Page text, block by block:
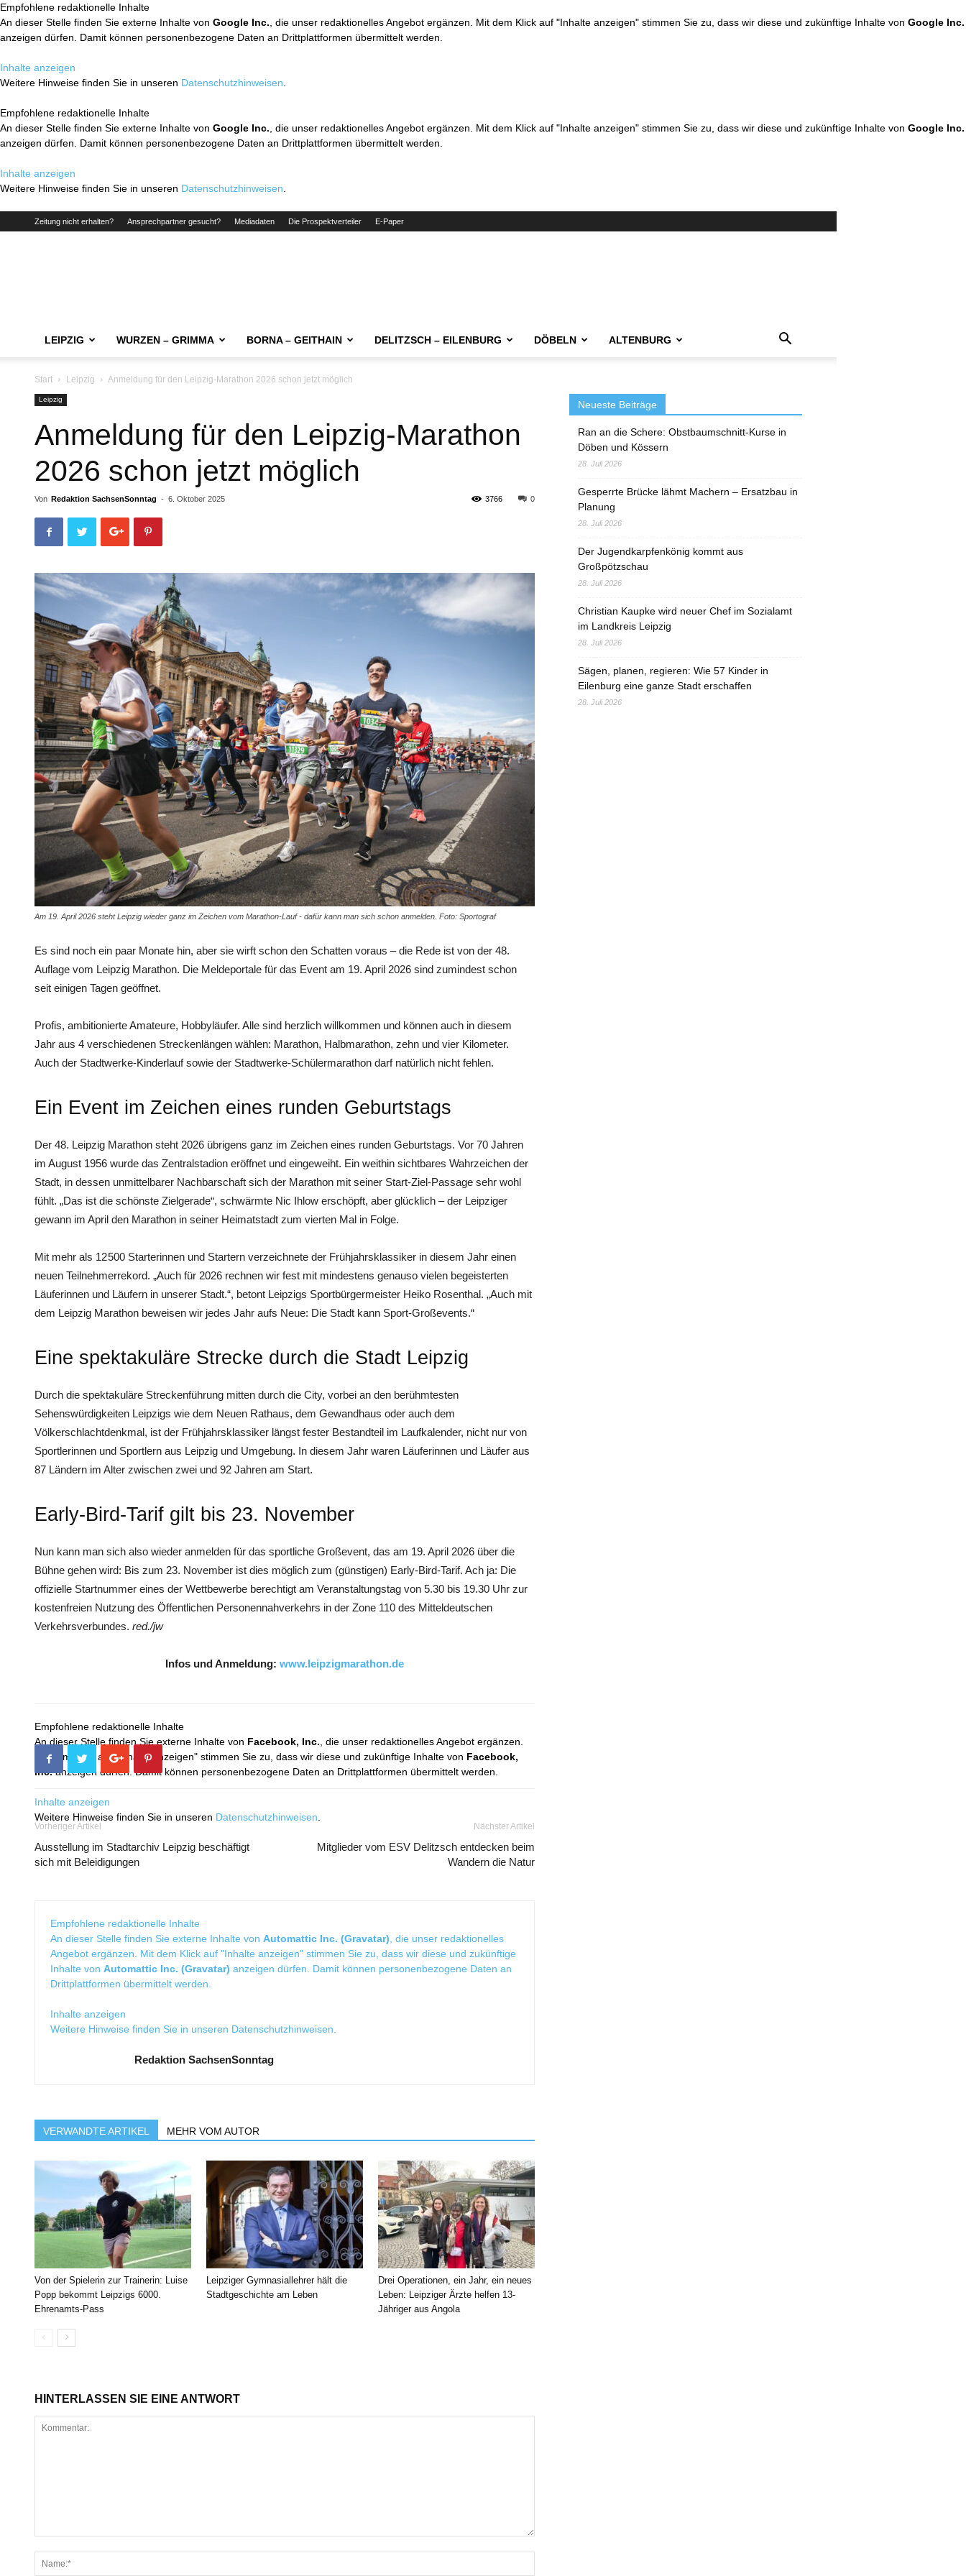
Empfohlene redaktionelle Inhalte
An dieser Stelle finden Sie externe Inhalte von Google Inc. , die unser redaktionelles Angebot ergänzen. Mit dem Klick auf "Inhalte anzeigen" stimmen Sie zu, dass wir diese und zukünftige Inhalte von Google Inc.
anzeigen dürfen. Damit können personenbezogene Daten an Drittplattformen übermittelt werden.
Inhalte anzeigen
Weitere Hinweise finden Sie in unseren Datenschutzhinweisen
Empfohlene redaktionelle Inhalte
An dieser Stelle finden Sie externe Inhalte von Google Inc. , die unser redaktionelles Angebot ergänzen. Mit dem Klick auf "Inhalte anzeigen" stimmen Sie zu, dass wir diese und zukünftige Inhalte von Google Inc.
anzeigen dürfen. Damit können personenbezogene Daten an Drittplattformen übermittelt werden.
Inhalte anzeigen
Weitere Hinweise finden Sie in unseren Datenschutzhinweisen
Zeitung nicht erhalten? Ansprechpartner gesucht? Mediadaten Die Prospektverteiler E-Paper
LEIPZIG WURZEN – GRIMMA BORNA – GEITHAIN DELITZSCH – EILENBURG DÖBELN ALTENBURG
Start Leipzig Anmeldung für den Leipzig-Marathon 2026 schon jetzt möglich
Leipzig
Anmeldung für den Leipzig-Marathon
2026 schon jetzt möglich
Von Redaktion SachsenSonntag - 6. Oktober 2025 0
3766
Am 19. April 2026 steht Leipzig wieder ganz im Zeichen vom Marathon-Lauf - dafür kann man sich schon anmelden. Foto: Sportograf
Es sind noch ein paar Monate hin, aber sie wirft schon den Schatten voraus – die Rede ist von der 48.
Auflage vom Leipzig Marathon. Die Meldeportale für das Event am 19. April 2026 sind zumindest schon
seit einigen Tagen geöffnet.
Profis, ambitionierte Amateure, Hobbyläufer. Alle sind herzlich willkommen und können auch in diesem
Jahr aus 4 verschiedenen Streckenlängen wählen: Marathon, Halbmarathon, zehn und vier Kilometer.
Auch der Stadtwerke-Kinderlauf sowie der Stadtwerke-Schülermarathon darf natürlich nicht fehlen.
Ein Event im Zeichen eines runden Geburtstags
Der 48. Leipzig Marathon steht 2026 übrigens ganz im Zeichen eines runden Geburtstags. Vor 70 Jahren
im August 1956 wurde das Zentralstadion eröffnet und eingeweiht. Ein weithin sichtbares Wahrzeichen der
Stadt, in dessen unmittelbarer Nachbarschaft sich der Marathon mit seiner Start-Ziel-Passage sehr wohl
fühlt. „Das ist die schönste Zielgerade“, schwärmte Nic Ihlow erschöpft, aber glücklich – der Leipziger
gewann im April den Marathon in seiner Heimatstadt zum vierten Mal in Folge.
Mit mehr als 12 500 Starterinnen und Startern verzeichnete der Frühjahrsklassiker in diesem Jahr einen
neuen Teilnehmerrekord. „Auch für 2026 rechnen wir fest mit mindestens genauso vielen begeisterten
Läuferinnen und Läufern in unserer Stadt.“, betont Leipzigs Sportbürgermeister Heiko Rosenthal. „Auch mit
dem Leipzig Marathon beweisen wir jedes Jahr aufs Neue: Die Stadt kann Sport-Großevents.“
Eine spektakuläre Strecke durch die Stadt Leipzig
Durch die spektakuläre Streckenführung mitten durch die City, vorbei an den berühmtesten
Sehenswürdigkeiten Leipzigs wie dem Neuen Rathaus, dem Gewandhaus oder auch dem
Völkerschlachtdenkmal, ist der Frühjahrsklassiker längst fester Bestandteil im Laufkalender, nicht nur von
Sportlerinnen und Sportlern aus Leipzig und Umgebung. In diesem Jahr waren Läuferinnen und Läufer aus
87 Ländern im Alter zwischen zwei und 92 Jahren am Start.
Early-Bird-Tarif gilt bis 23. November
Nun kann man sich also wieder anmelden für das sportliche Großevent, das am 19. April 2026 über die
Bühne gehen wird: Bis zum 23. November ist dies möglich zum (günstigen) Early-Bird-Tarif. Ach ja: Die
offizielle Startnummer eines der Wettbewerbe berechtigt am Veranstaltungstag von 5.30 bis 19.30 Uhr zur
kostenfreien Nutzung des Öffentlichen Personennahverkehrs in der Zone 110 des Mitteldeutschen
Verkehrsverbundes. red./jw
Infos und Anmeldung: www.leipzigmarathon.de
Empfohlene redaktionelle Inhalte
An dieser Stelle finden Sie externe Inhalte von Facebook, Inc. , die unser redaktionelles Angebot ergänzen.
Mit dem Klick auf "Inhalte anzeigen" stimmen Sie zu, dass wir diese und zukünftige Inhalte von Facebook,
Inc.anzeigen dürfen. Damit können personenbezogene Daten an Drittplattformen übermittelt werden.
Inhalte anzeigen
Weitere Hinweise finden Sie in unseren Datenschutzhinweisen
Vorheriger Artikel
Ausstellung im Stadtarchiv Leipzig beschäftigt
sich mit Beleidigungen
Nächster Artikel
Mitglieder vom ESV Delitzsch entdecken beim
Wandern die Natur
Empfohlene redaktionelle Inhalte
An dieser Stelle finden Sie externe Inhalte von Automattic Inc. (Gravatar) , die unser redaktionelles
Angebot ergänzen. Mit dem Klick auf "Inhalte anzeigen" stimmen Sie zu, dass wir diese und zukünftige
Inhalte von Automattic Inc. (Gravatar) anzeigen dürfen. Damit können personenbezogene Daten an
Drittplattformen übermittelt werden.
Inhalte anzeigen
Weitere Hinweise finden Sie in unseren Datenschutzhinweisen
Redaktion SachsenSonntag
VERWANDTE ARTIKEL MEHR VOM AUTOR
Von der Spielerin zur Trainerin: Luise
Popp bekommt Leipzigs 6000.
Ehrenamts-Pass
Leipziger Gymnasiallehrer hält die
Stadtgeschichte am Leben
Drei Operationen, ein Jahr, ein neues
Leben: Leipziger Ärzte helfen 13-
Jähriger aus Angola
HINTERLASSEN SIE EINE ANTWORT
Neueste Beiträge
Ran an die Schere: Obstbaumschnitt-Kurse in
Döben und Kössern
28. Juli 2026
Gesperrte Brücke lähmt Machern – Ersatzbau in
Planung
28. Juli 2026
Der Jugendkarpfenkönig kommt aus
Großpötzschau
28. Juli 2026
Christian Kaupke wird neuer Chef im Sozialamt
im Landkreis Leipzig
28. Juli 2026
Sägen, planen, regieren: Wie 57 Kinder in
Eilenburg eine ganze Stadt erschaffen
28. Juli 2026